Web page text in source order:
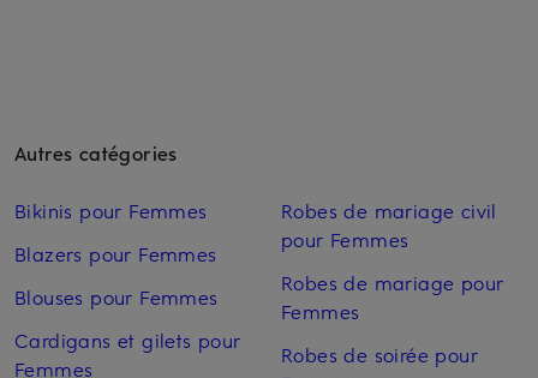
Autres catégories
Bikinis pour Femmes
Blazers pour Femmes
Blouses pour Femmes
Cardigans et gilets pour
Femmes
Robes de mariage civil
pour Femmes
Robes de mariage pour
Femmes
Robes de soirée pour